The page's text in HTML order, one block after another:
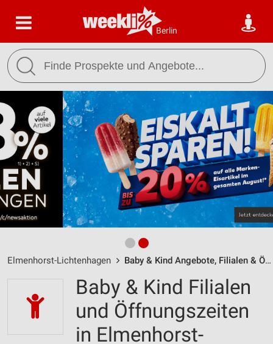
Berlin
Elmenhorst-Lichtenhagen Baby & Kind Angebote, Filialen & Öffnungszeiten
Baby & Kind Filialen
und Öffnungszeiten
in Elmenhorst-